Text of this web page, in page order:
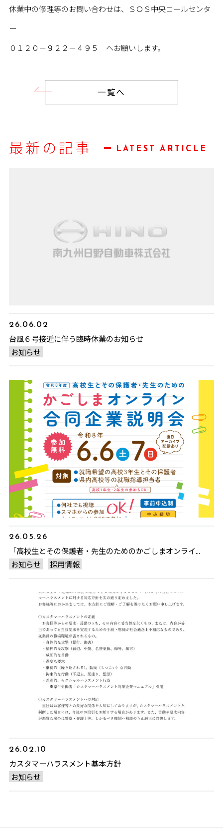
休業中の修理等のお問い合わせは、ＳＯＳ中央コールセンタ
ー
０１２０－９２２－４９５ へお願いします。
一覧へ
最新の記事 LATEST ARTICLE
26.06.02
台風６号接近に伴う臨時休業のお知らせ
お知らせ
26.05.26
「高校生とその保護者・先生のためのかごしまオンライ...
お知らせ
採用情報
26.02.10
カスタマーハラスメント基本方針
お知らせ